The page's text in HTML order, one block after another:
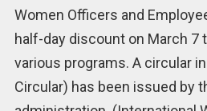
Women Officers and
half-day discount on March 7
various programs. A circular
Circular) has been issued by